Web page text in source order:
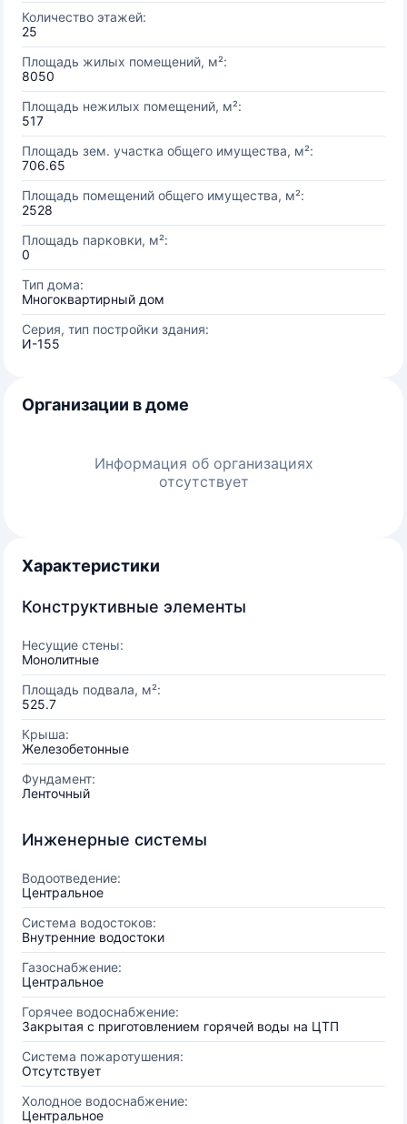
Количество этажей:
25
Площадь жилых помещений, м²:
8050
Площадь нежилых помещений, м²:
517
Площадь зем. участка общего имущества, м²:
706.65
Площадь помещений общего имущества, м²:
2528
Площадь парковки, м²:
0
Тип дома:
Многоквартирный дом
Серия, тип постройки здания:
И-155
Организации в доме
Информация об организациях
отсутствует
Характеристики
Конструктивные элементы
Несущие стены:
Монолитные
Площадь подвала, м²:
525.7
Крыша:
Железобетонные
Фундамент:
Ленточный
Инженерные системы
Водоотведение:
Центральное
Система водостоков:
Внутренние водостоки
Газоснабжение:
Центральное
Горячее водоснабжение:
Закрытая с приготовлением горячей воды на ЦТП
Система пожаротушения:
Отсутствует
Холодное водоснабжение:
Центральное